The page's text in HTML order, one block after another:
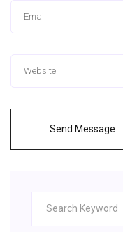
Send Message